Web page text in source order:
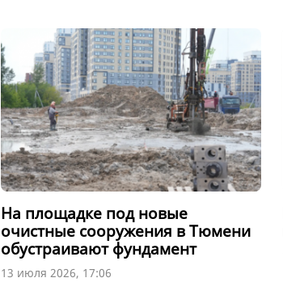
На площадке под новые
очистные сооружения в Тюмени
обустраивают фундамент
13 июля 2026, 17:06